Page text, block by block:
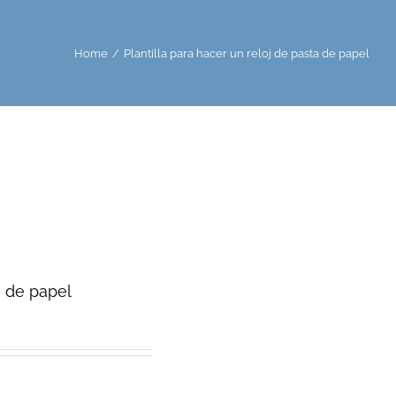
Home / Plantilla para hacer un reloj de pasta de papel
de papel